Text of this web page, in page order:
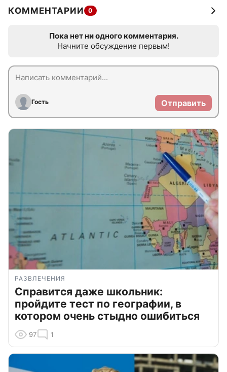
КОММЕНТАРИИ 0
Пока нет ни одного комментария.
Начните обсуждение первым!
Гость Отправить
РАЗВЛЕЧЕНИЯ
Справится даже школьник:
пройдите тест по географии, в
котором очень стыдно ошибиться
97 1